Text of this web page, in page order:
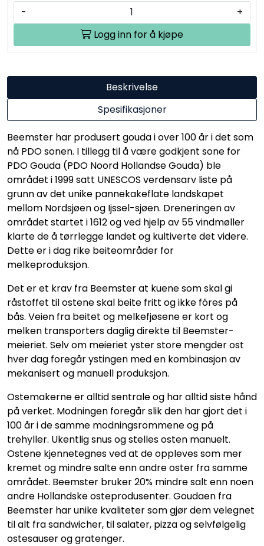
-
+
Logg inn for å kjøpe
Beskrivelse
Spesifikasjoner
Beemster har produsert gouda i over 100 år i det som
nå PDO sonen. I tillegg til å være godkjent sone for
PDO Gouda (PDO Noord Hollandse Gouda) ble
området i 1999 satt UNESCOS verdensarv liste på
grunn av det unike pannekakeflate landskapet
mellom Nordsjøen og Ijssel-sjøen. Dreneringen av
området startet i 1612 og ved hjelp av 55 vindmøller
klarte de å tørrlegge landet og kultiverte det videre.
Dette er i dag rike beiteområder for
melkeproduksjon.
Det er et krav fra Beemster at kuene som skal gi
råstoffet til ostene skal beite fritt og ikke fôres på
bås. Veien fra beitet og melkefjøsene er kort og
melken transporters daglig direkte til Beemster-
meieriet. Selv om meieriet yster store mengder ost
hver dag foregår ystingen med en kombinasjon av
mekanisert og manuell produksjon.
Ostemakerne er alltid sentrale og har alltid siste hånd
på verket. Modningen foregår slik den har gjort det i
100 år i de samme modningsrommene og på
trehyller. Ukentlig snus og stelles osten manuelt.
Ostene kjennetegnes ved at de oppleves som mer
kremet og mindre salte enn andre oster fra samme
området. Beemster bruker 20% mindre salt enn noen
andre Hollandske osteprodusenter. Goudaen fra
Beemster har unike kvaliteter som gjør dem velegnet
til alt fra sandwicher, til salater, pizza og selvfølgelig
ostesauser og gratenger.